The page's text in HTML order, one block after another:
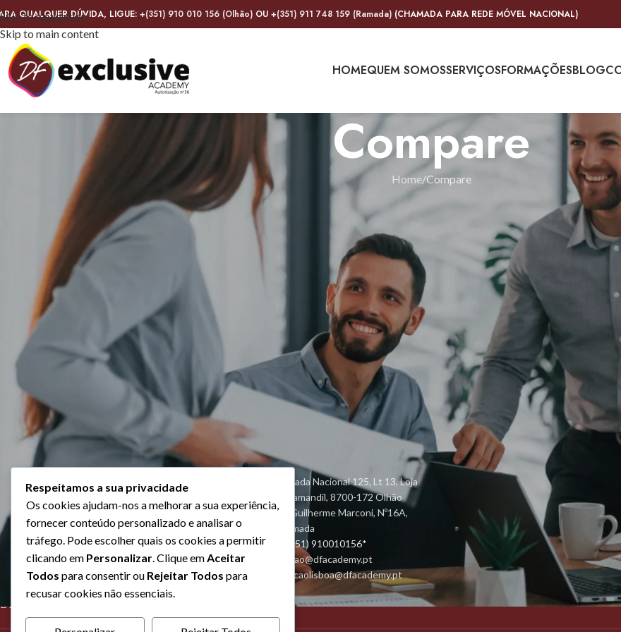
Skip to navigation
Skip to main content
QUALQUER DÚVIDA, LIGUE: +(351) 910 010 156 (Olhão) OU +(351) 911 748 159 (Ramada) (CHAMADA PARA REDE MÓVEL NACIONAL)
HOMEQUEM SOMOSSERVIÇOSFORMAÇÕESBLOG
Compare
Home Compare
Compare list is empty.
No products added in the compare list. You must add some products to
compare them. You will find a lot of interesting products on our "Shop" page.
RETURN TO SHOP
CURSOS RECONHECIDOS PELA
DNPSP COM AUTORIZAÇÃO Nº56
Algarve - Estrada Nacional 125, Lt 13, Loja
O, 1º Esq, Belamandil, 8700-172 Olhão
Lisboa - Rua Guilherme Marconi, Nº16A,
2620-448 Ramada
Telefone: +(351) 910010156*
Geral: formacao@dfacademy.pt
Lisboa: formacaolisboa@dfacademy.pt
Regulamento Interno da formação
profissional
Política Privacidade
Contactos
Livro de Reclamações Online
Respeitamos a sua privacidade
Os cookies ajudam-nos a melhorar a sua experiência,
fornecer conteúdo personalizado e analisar o
tráfego. Pode escolher quais os cookies a permitir
clicando em Personalizar. Clique emAceitar
Todos para consentir ou Rejeitar Todos para
recusar cookies não essenciais.